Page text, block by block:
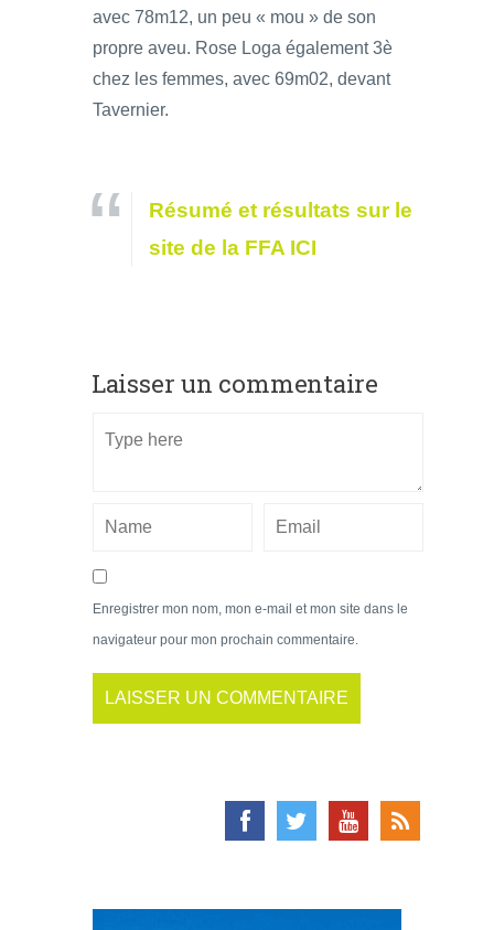
avec 78m12, un peu « mou » de son
propre aveu. Rose Loga également 3è
chez les femmes, avec 69m02, devant
Tavernier.
Résumé et résultats sur le
site de la FFA ICI
Laisser un commentaire
Enregistrer mon nom, mon e-mail et mon site dans le
navigateur pour mon prochain commentaire.